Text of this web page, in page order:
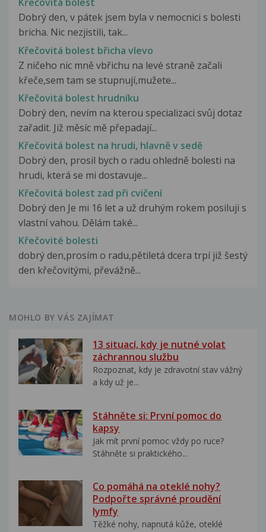
Dobrý den, v pátek jsem byla v nemocnici s bolesti
bricha. Nic nezjistili, tak...
Křečovitá bolest břicha vlevo
Z ničeho nic mně vbřichu na levé straně začali
křeče,sem tam se stupnují,mužete...
Křečovitá bolest hrudníku
Dobrý den, nevím na kterou specializaci svůj dotaz
zařadit. Již měsíc mě přepadají...
Křečovitá bolest na hrudi, hlavně v sedě
Dobrý den, prosil bych o radu ohledně bolesti na
hrudi, která se mi dostavuje...
Křečovitá bolest zad při cvičení
Dobrý den Je mi 16 let a už druhým rokem posiluji s
vlastní vahou. Dělám také...
Křečovité bolesti
dobrý den,prosím o radu,pětiletá dcera trpí již šestý
den křečovitými, převážně...
MOHLO BY VÁS ZAJÍMAT
13 situací, kdy je nutné volat
záchrannou službu
Rozpoznat, kdy je zdravotní stav vážný
a kdy už je...
Stáhněte si: První pomoc do
kapsy
Jak mít první pomoc vždy po ruce?
Stáhněte si praktického...
Co pomáhá na oteklé nohy?
Podpořte správné proudění
lymfy
Těžké nohy, napnutá kůže, oteklé